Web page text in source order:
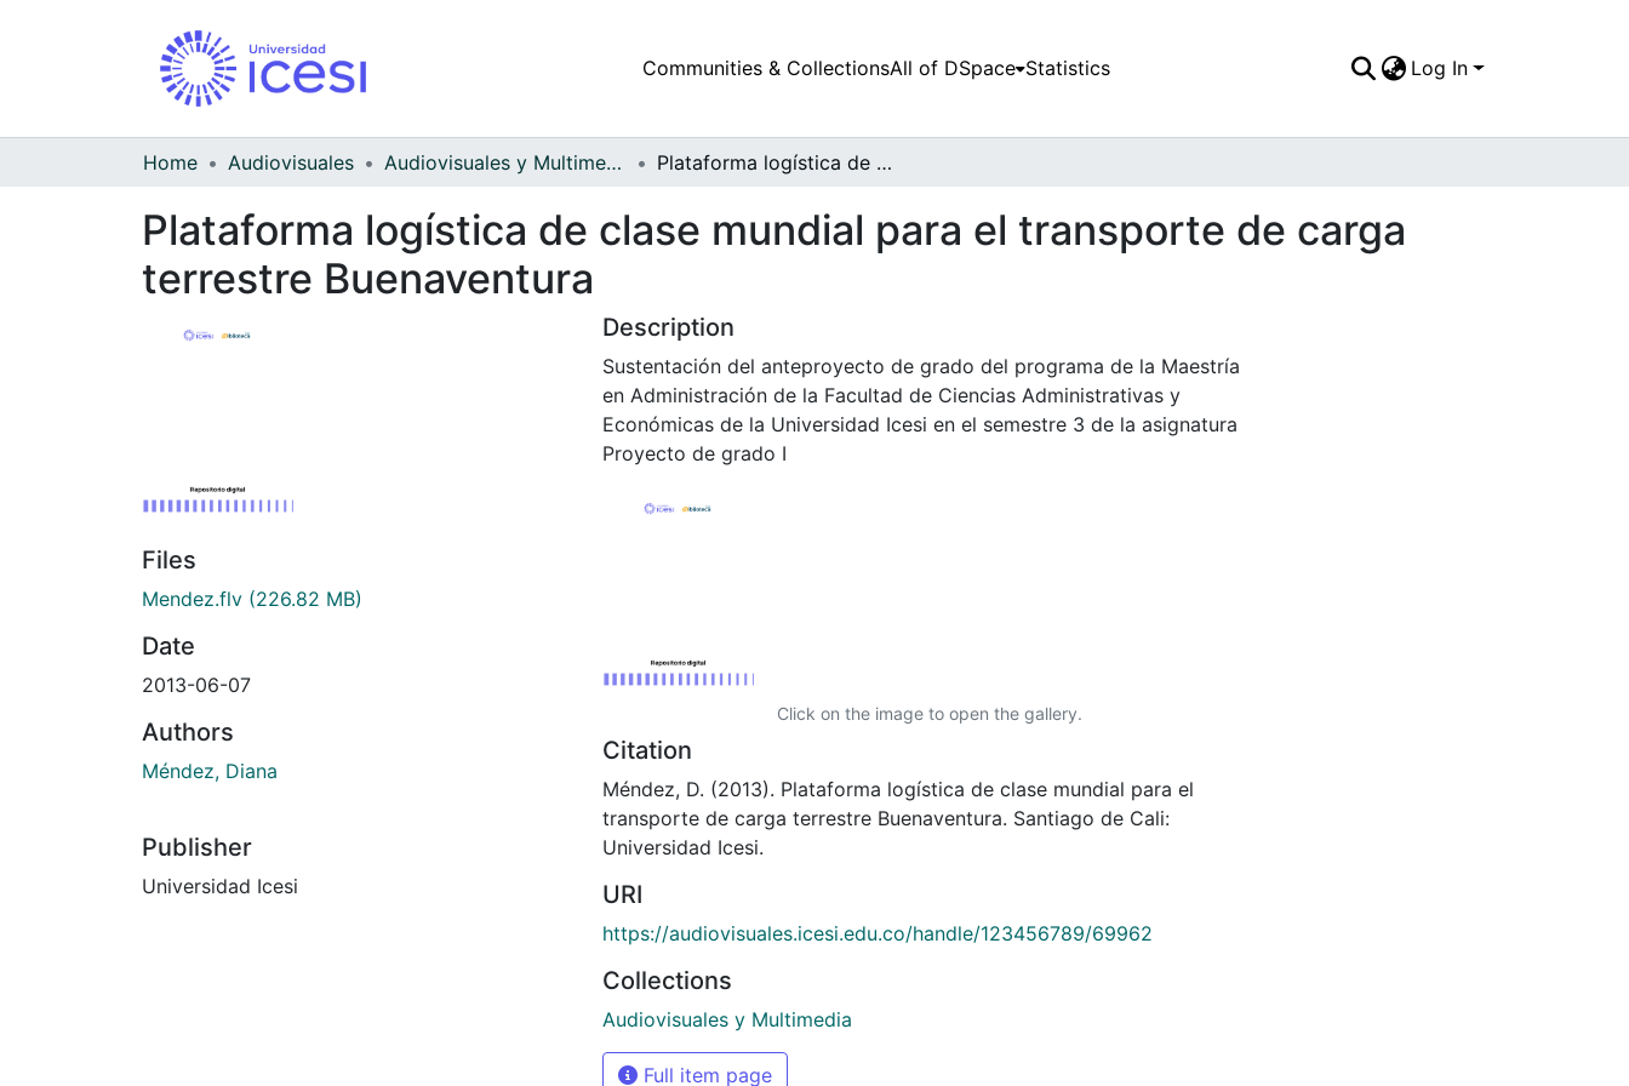
Communities & CollectionsAll of DSpace Statistics Log In
Home Audiovisuales Audiovisuales y Multimedia Plataforma logística de clase mundial para el transporte de carga terrestre Buenaventura
Plataforma logística de clase mundial para el transporte de carga
terrestre Buenaventura
Files
Mendez.flv (226.82 MB)
Date
2013-06-07
Authors
Méndez, Diana
Publisher
Universidad Icesi
Description
Sustentación del anteproyecto de grado del programa de la Maestría
en Administración de la Facultad de Ciencias Administrativas y
Económicas de la Universidad Icesi en el semestre 3 de la asignatura
Proyecto de grado I
Click on the image to open the gallery.
Citation
Méndez, D. (2013). Plataforma logística de clase mundial para el
transporte de carga terrestre Buenaventura. Santiago de Cali:
Universidad Icesi.
URI
https://audiovisuales.icesi.edu.co/handle/123456789/69962
Collections
Audiovisuales y Multimedia
Full item page